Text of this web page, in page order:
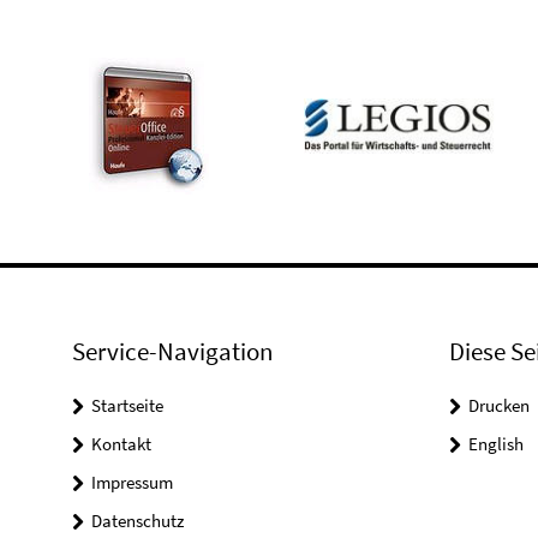
Service-Navigation
Startseite
Kontakt
Impressum
Datenschutz
Diese
Drucken
English